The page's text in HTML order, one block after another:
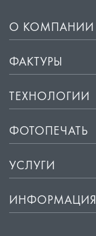
О КОМПАНИИ
ФАКТУРЫ
ТЕХНОЛОГИИ
ФОТОПЕЧАТЬ
УСЛУГИ
ИНФОРМАЦИЯ